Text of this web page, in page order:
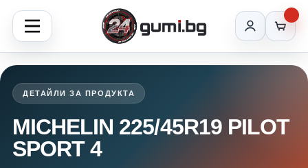
ДЕТАЙЛИ ЗА ПРОДУКТА
MICHELIN 225/45R19 PILOT
SPORT 4